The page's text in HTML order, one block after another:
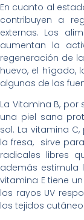
En cuanto al
contribuyen a
externas. Los
aumentan la
regeneración de
huevo, el hígado,
algunas de las
La Vitamina B,
una piel sana
sol. La vitamina
la fresa, sirve
radicales libres
además estimula
vitamina E tiene
los rayos UV
los tejidos